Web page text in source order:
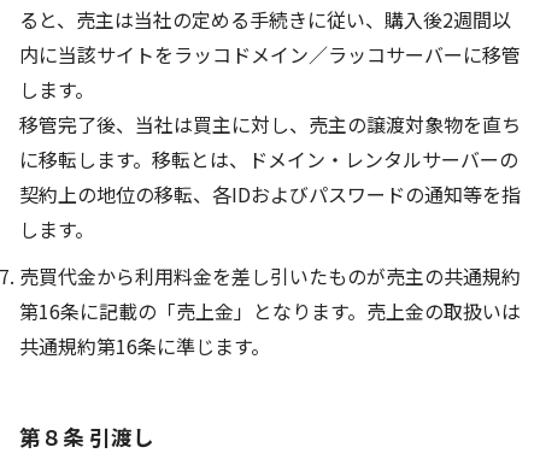
ると、売主は当社の定める手続きに従い、購入後2週間以
内に当該サイトをラッコドメイン／ラッコサーバーに移管
します。
移管完了後、当社は買主に対し、売主の譲渡対象物を直ち
に移転します。移転とは、ドメイン・レンタルサーバーの
契約上の地位の移転、各IDおよびパスワードの通知等を指
します。
売買代金から利用料金を差し引いたものが売主の共通規約
第16条に記載の「売上金」となります。売上金の取扱いは
共通規約第16条に準じます。
第８条 引渡し